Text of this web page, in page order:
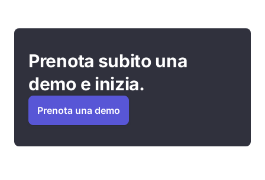
Prenota subito una
demo e inizia.
Prenota una demo